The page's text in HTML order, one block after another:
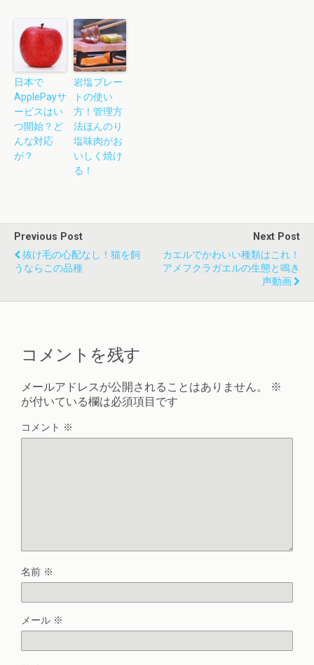
日本で
ApplePayサ
ービスはい
つ開始？ど
んな対応
が？
岩塩プレー
トの使い
方！管理方
法ほんのり
塩味肉がお
いしく焼け
る！
Previous Post
抜け毛の心配なし！猫を飼
うならこの品種
Next Post
カエルでかわいい種類はこれ！
アメフクラガエルの生態と鳴き
声動画
コメントを残す
メールアドレスが公開されることはありません。
※
が付いている欄は必須項目です
コメント ※
名前 ※
メール ※